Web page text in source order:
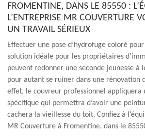
FROMENTINE, DANS LE 85550 :
L’ENTREPRISE MR COUVERTURE
UN TRAVAIL SÉRIEUX
Effectuer une pose d’hydrofuge coloré
solution idéale pour les propriétaires
peuvent redonner une seconde jeunesse à
pour autant se ruiner dans une rénovation
effet, le couvreur professionnel appliquera
spécifique qui permettra d’avoir une
cachera la vieillesse du toit. Confiez à
MR Couverture à Fromentine, dans le